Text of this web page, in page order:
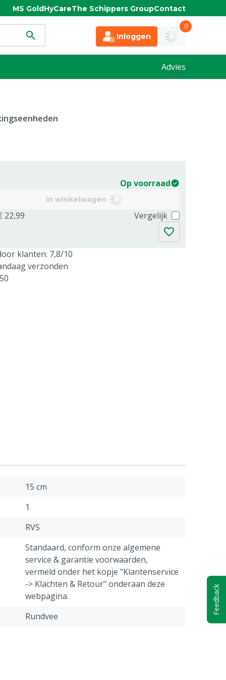
MS GoldHyCareThe Schippers GroupContact
Inloggen
0
Advies
Op voorraad
In winkelwagen
22,99 Vergelijk
klanten: 7,8/10
verzonden
15 cm
1
RVS
Standaard, conform onze algemene
service & garantie voorwaarden,
vermeld onder het kopje "Klantenservice
-> Klachten & Retour" onderaan deze
webpagina.
Rundvee
Feedback